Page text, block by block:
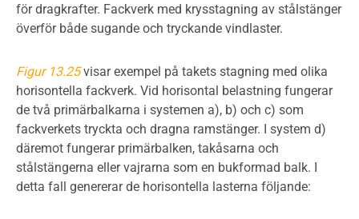
för dragkrafter. Fackverk med krysstagning av stålstänger
överför både sugande och tryckande vindlaster.
Figur 13.25visar exempel på takets stagning med olika
horisontella fackverk. Vid horisontal belastning fungerar
de två primärbalkarna i systemen a), b) och c) som
fackverkets tryckta och dragna ramstänger. I system d)
däremot fungerar primärbalken, takåsarna och
stålstängerna eller vajrarna som en bukformad balk. I
detta fall genererar de horisontella lasterna följande: